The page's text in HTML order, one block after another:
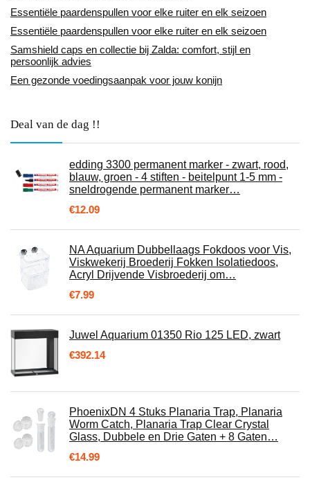
Essentiële paardenspullen voor elke ruiter en elk seizoen
Essentiële paardenspullen voor elke ruiter en elk seizoen
Samshield caps en collectie bij Zalda: comfort, stijl en
persoonlijk advies
Een gezonde voedingsaanpak voor jouw konijn
Deal van de dag !!
edding 3300 permanent marker - zwart, rood,
blauw, groen - 4 stiften - beitelpunt 1-5 mm -
sneldrogende permanent marker…
€12.09
NA Aquarium Dubbellaags Fokdoos voor Vis,
Viskwekerij Broederij Fokken Isolatiedoos,
Acryl Drijvende Visbroederij om…
€7.99
Juwel Aquarium 01350 Rio 125 LED, zwart
€392.14
PhoenixDN 4 Stuks Planaria Trap, Planaria
Worm Catch, Planaria Trap Clear Crystal
Glass, Dubbele en Drie Gaten + 8 Gaten…
€14.99